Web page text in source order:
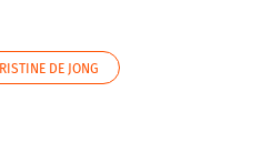
DE JONG